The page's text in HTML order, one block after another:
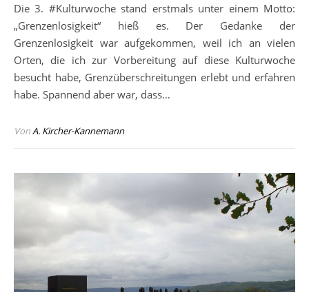
Die 3. #Kulturwoche stand erstmals unter einem Motto:
„Grenzenlosigkeit“ hieß es. Der Gedanke der
Grenzenlosigkeit war aufgekommen, weil ich an vielen
Orten, die ich zur Vorbereitung auf diese Kulturwoche
besucht habe, Grenzüberschreitungen erlebt und erfahren
habe. Spannend aber war, dass…
VonA. Kircher-Kannemann